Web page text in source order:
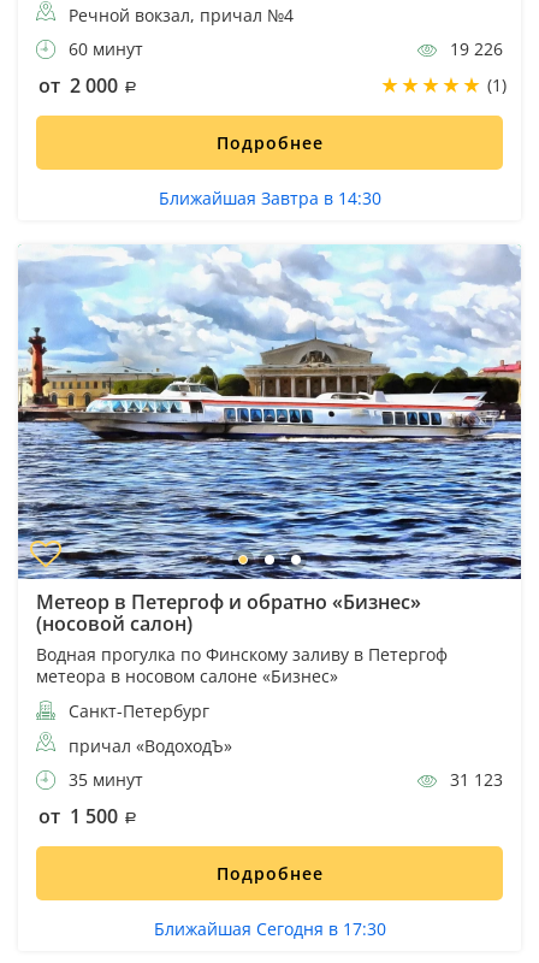
Речной вокзал, причал №4
60 минут
19 226
от 2 000 (1)
Подробнее
Ближайшая Завтра в 14:30
Метеор в Петергоф и обратно «Бизнес»
(носовой салон)
Водная прогулка по Финскому заливу в Петергоф
метеора в носовом салоне «Бизнес»
Санкт-Петербург
причал «ВодоходЪ»
35 минут
31 123
от 1 500
Подробнее
Ближайшая Сегодня в 17:30